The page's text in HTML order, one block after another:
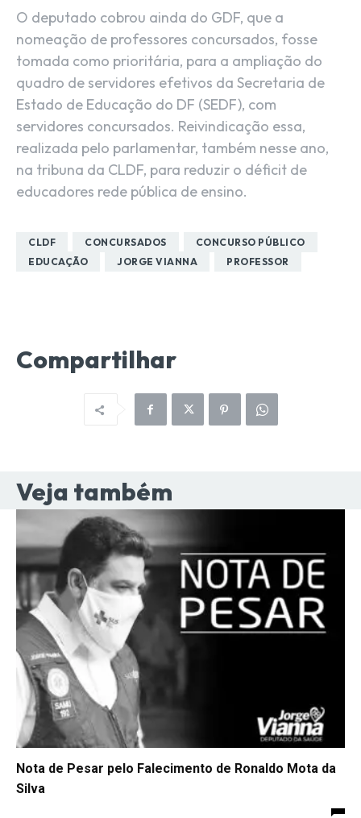
O deputado cobrou ainda do GDF, que a
nomeação de professores concursados, fosse
tomada como prioritária, para a ampliação do
quadro de servidores efetivos da Secretaria de
Estado de Educação do DF (SEDF), com
servidores concursados. Reivindicação essa,
realizada pelo parlamentar, também nesse ano,
na tribuna da CLDF, para reduzir o déficit de
educadores rede pública de ensino.
CLDF CONCURSADOS
CONCURSO PÚBLICO
EDUCAÇÃO
JORGE VIANNA PROFESSOR
Compartilhar
Veja também
Nota de Pesar pelo Falecimento de Ronaldo Mota da
Silva